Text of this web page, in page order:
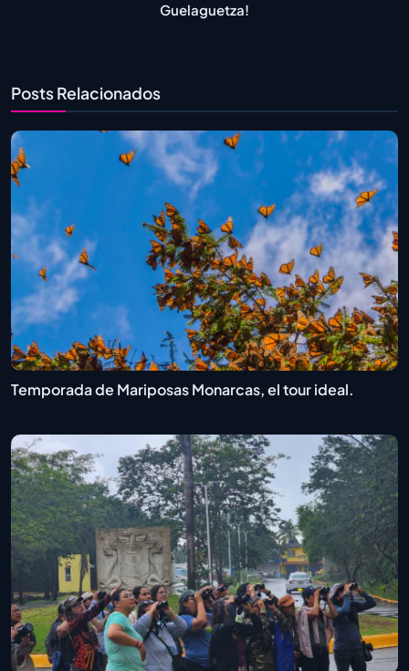
Guelaguetza!
Posts Relacionados
Temporada de Mariposas Monarcas, el tour ideal.